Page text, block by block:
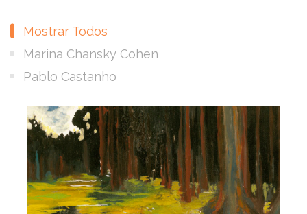
Mostrar Todos
Marina Chansky Cohen
Pablo Castanho